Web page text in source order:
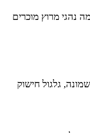
נהגי מרוץ מוכרים
גלגול חישוק